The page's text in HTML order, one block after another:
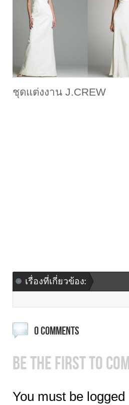
ชุดแต่งงาน J.CREW
เรื่องที่เกี่ยวข้อง:
0 COMMENTS
BE THE FIRST TO
You must be